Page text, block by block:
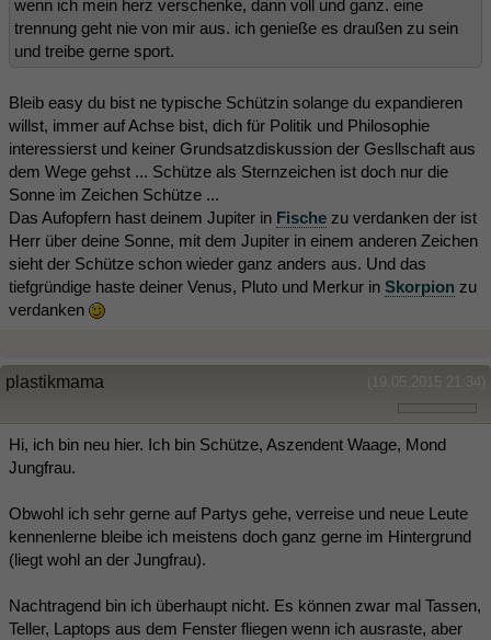
wenn ich mein herz verschenke, dann voll und ganz. eine
trennung geht nie von mir aus. ich genieße es draußen zu sein
und treibe gerne sport.
Bleib easy du bist ne typische Schützin solange du expandieren
willst, immer auf Achse bist, dich für Politik und Philosophie
interessierst und keiner Grundsatzdiskussion der Gesllschaft aus
dem Wege gehst ... Schütze als Sternzeichen ist doch nur die
Sonne im Zeichen Schütze ...
Das Aufopfern hast deinem Jupiter in Fische zu verdanken der ist
Herr über deine Sonne, mit dem Jupiter in einem anderen Zeichen
sieht der Schütze schon wieder ganz anders aus. Und das
tiefgründige haste deiner Venus, Pluto und Merkur in Skorpion zu
verdanken
(19.05.2015 21:34)
plastikmama
Hi, ich bin neu hier. Ich bin Schütze, Aszendent Waage, Mond
Jungfrau.
Obwohl ich sehr gerne auf Partys gehe, verreise und neue Leute
kennenlerne bleibe ich meistens doch ganz gerne im Hintergrund
(liegt wohl an der Jungfrau).
Nachtragend bin ich überhaupt nicht. Es können zwar mal Tassen,
Teller, Laptops aus dem Fenster fliegen wenn ich ausraste, aber